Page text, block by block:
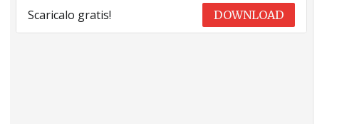
Scaricalo gratis! DOWNLOAD